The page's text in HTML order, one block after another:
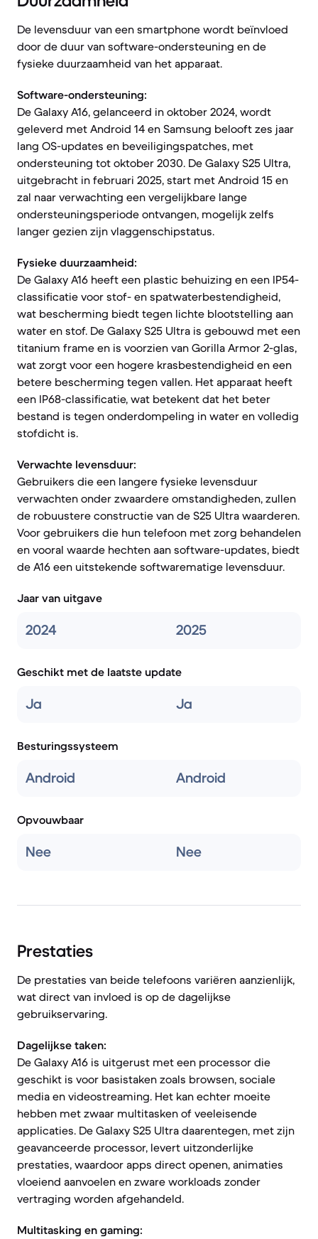
De levensduur van een smartphone wordt beïnvloed
door de duur van software-ondersteuning en de
fysieke duurzaamheid van het apparaat.
Software-ondersteuning:
De Galaxy A16, gelanceerd in oktober 2024, wordt
geleverd met Android 14 en Samsung belooft zes jaar
lang OS-updates en beveiligingspatches, met
ondersteuning tot oktober 2030. De Galaxy S25 Ultra,
uitgebracht in februari 2025, start met Android 15 en
zal naar verwachting een vergelijkbare lange
ondersteuningsperiode ontvangen, mogelijk zelfs
langer gezien zijn vlaggenschipstatus.
Fysieke duurzaamheid:
De Galaxy A16 heeft een plastic behuizing en een IP54-
classificatie voor stof- en spatwaterbestendigheid,
wat bescherming biedt tegen lichte blootstelling aan
water en stof. De Galaxy S25 Ultra is gebouwd met een
titanium frame en is voorzien van Gorilla Armor 2-glas,
wat zorgt voor een hogere krasbestendigheid en een
betere bescherming tegen vallen. Het apparaat heeft
een IP68-classificatie, wat betekent dat het beter
bestand is tegen onderdompeling in water en volledig
stofdicht is.
Verwachte levensduur:
Gebruikers die een langere fysieke levensduur
verwachten onder zwaardere omstandigheden, zullen
de robuustere constructie van de S25 Ultra waarderen.
Voor gebruikers die hun telefoon met zorg behandelen
en vooral waarde hechten aan software-updates, biedt
de A16 een uitstekende softwarematige levensduur.
Jaar van uitgave
2024 2025
Geschikt met de laatste update
Ja Ja
Besturingssysteem
Android Android
Opvouwbaar
Nee Nee
Prestaties
De prestaties van beide telefoons variëren aanzienlijk,
wat direct van invloed is op de dagelijkse
gebruikservaring.
Dagelijkse taken:
De Galaxy A16 is uitgerust met een processor die
geschikt is voor basistaken zoals browsen, sociale
media en videostreaming. Het kan echter moeite
hebben met zwaar multitasken of veeleisende
applicaties. De Galaxy S25 Ultra daarentegen, met zijn
geavanceerde processor, levert uitzonderlijke
prestaties, waardoor apps direct openen, animaties
vloeiend aanvoelen en zware workloads zonder
vertraging worden afgehandeld.
Multitasking en gaming: